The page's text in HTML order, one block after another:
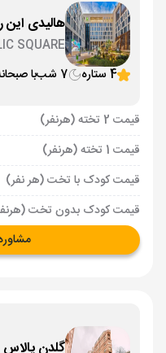
هالیدی این
SQUARE
4 ستاره
7 شب با
قیمت 2 تخته (هرنفر)
قیمت 1 تخته (هرنفر)
قیمت کودک با تخت (هر نفر)
قیمت کودک بدون تخت
گلدن پالاس